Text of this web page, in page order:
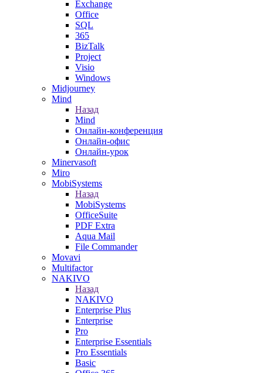
Exchange
Office
SQL
365
BizTalk
Project
Visio
Windows
Midjourney
Mind
Назад
Mind
Онлайн-конференция
Онлайн-офис
Онлайн-урок
Minervasoft
Miro
MobiSystems
Назад
MobiSystems
OfficeSuite
PDF Extra
Aqua Mail
File Commander
Movavi
Multifactor
NAKIVO
Назад
NAKIVO
Enterprise Plus
Enterprise
Pro
Enterprise Essentials
Pro Essentials
Basic